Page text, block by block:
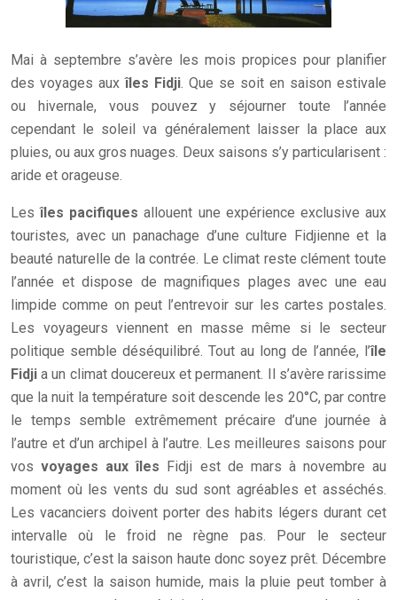
Mai à septembre s’avère les mois propices pour planifier
des voyages auxîles Fidji. Que se soit en saison estivale
ou hivernale, vous pouvez y séjourner toute l’année
cependant le soleil va généralement laisser la place aux
pluies, ou aux gros nuages. Deux saisons s’y particularisent :
aride et orageuse.
Lesîles pacifiques allouent une expérience exclusive aux
touristes, avec un panachage d’une culture Fidjienne et la
beauté naturelle de la contrée. Le climat reste clément toute
l’année et dispose de magnifiques plages avec une eau
limpide comme on peut l’entrevoir sur les cartes postales.
Les voyageurs viennent en masse même si le secteur
politique semble déséquilibré. Tout au long de l’année, l’île
Fidjia un climat doucereux et permanent. Il s’avère rarissime
que la nuit la température soit descende les 20°C, par contre
le temps semble extrêmement précaire d’une journée à
l’autre et d’un archipel à l’autre. Les meilleures saisons pour
vosvoyages aux îles Fidji est de mars à novembre au
moment où les vents du sud sont agréables et asséchés.
Les vacanciers doivent porter des habits légers durant cet
intervalle où le froid ne règne pas. Pour le secteur
touristique, c’est la saison haute donc soyez prêt. Décembre
à avril, c’est la saison humide, mais la pluie peut tomber à